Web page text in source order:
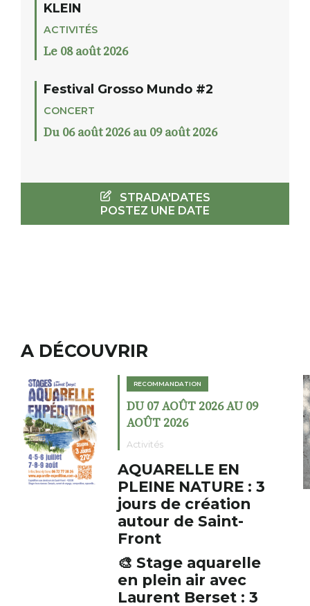
KLEIN
ACTIVITÉS
Le 08 août 2026
Festival Grosso Mundo #2
CONCERT
Du 06 août 2026 au 09 août 2026
STRADA'DATES
POSTEZ UNE DATE
A DÉCOUVRIR
2026 AU 09
EN
NATURE : 3
DU 02
AOÛT 2026
Cochon
fumoir
Le Fumoir est
cabinet de
s’amuse à
associations
drôles,
oeuvres
AUZON
Fumoir